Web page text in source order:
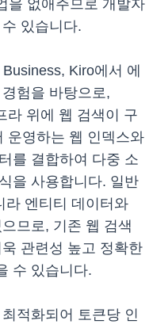
을 없애주므로 개발자
있습니다.
Kiro에서 에
험을 바탕으로,
라 위에 웹 검색이 구
운영하는 웹 인덱스와
를 결합하여 다중 소
을 사용합니다. 일반
라 엔티티 데이터와
므로, 기존 웹 검색
관련성 높고 정확한
수 있습니다.
적화되어 토큰당 인